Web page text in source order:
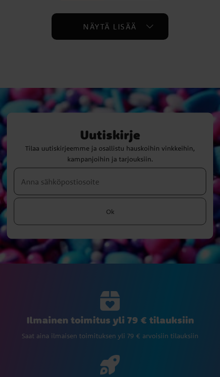
NÄYTÄ LISÄÄ
Uutiskirje
Tilaa uutiskirjeemme ja osallistu hauskoihin vinkkeihin,
kampanjoihin ja tarjouksiin.
Ok
Ilmainen toimitus yli 79 € tilauksiin
Saat aina ilmaisen toimituksen yli 79 € arvoisiin tilauksiin